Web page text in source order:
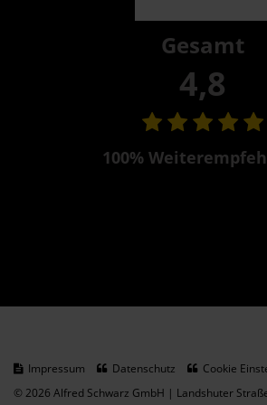
Gesamt
4,8
100%
Impressum Datenschutz
Cookie
© 2026 Alfred Schwarz GmbH | Landshuter